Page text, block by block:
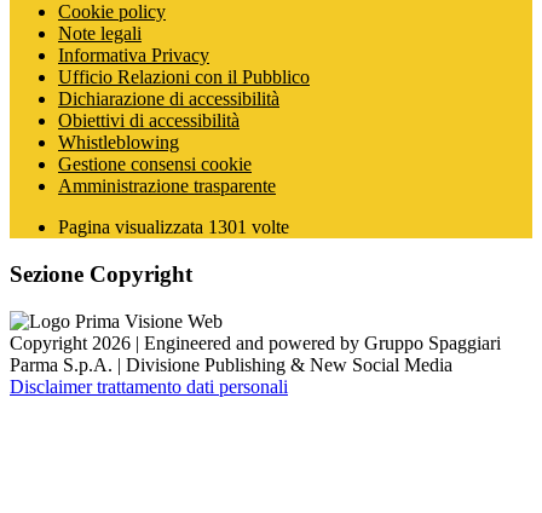
Cookie policy
Note legali
Informativa Privacy
Ufficio Relazioni con il Pubblico
Dichiarazione di accessibilità
Obiettivi di accessibilità
Whistleblowing
Gestione consensi cookie
Amministrazione trasparente
Pagina visualizzata 1301 volte
Sezione Copyright
Copyright 2026 | Engineered and powered by Gruppo Spaggiari
Parma S.p.A. | Divisione Publishing & New Social Media
Disclaimer trattamento dati personali